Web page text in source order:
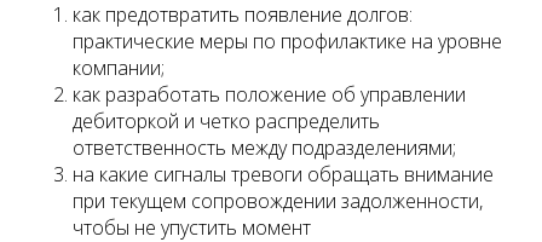
как предотвратить появление долгов:
практические меры по профилактике на уровне
компании;
как разработать положение об управлении
дебиторкой и четко распределить
ответственность между подразделениями;
на какие сигналы тревоги обращать внимание
при текущем сопровождении задолженности,
чтобы не упустить момент